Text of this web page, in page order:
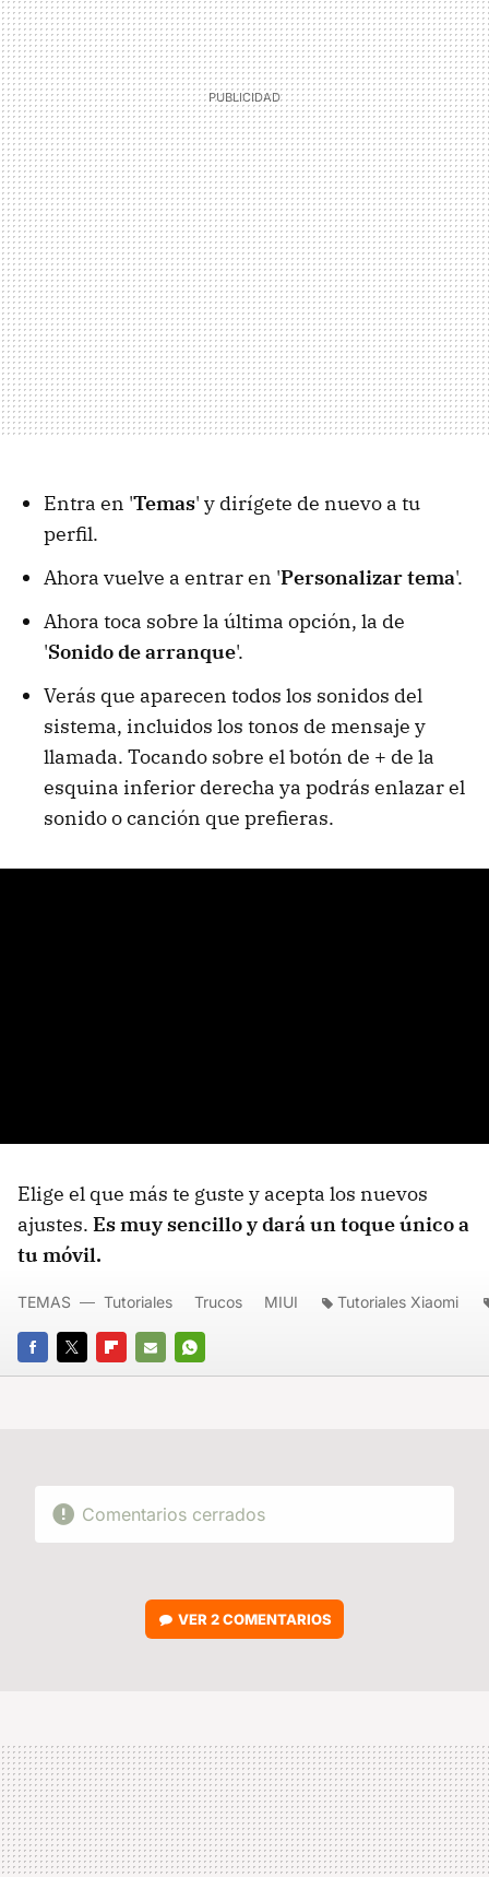
Entra en 'Temas' y dirígete de nuevo a tu
perfil.
Ahora vuelve a entrar en 'Personalizar tema'.
Ahora toca sobre la última opción, la de
'Sonido de arranque'.
Verás que aparecen todos los sonidos del
sistema, incluidos los tonos de mensaje y
llamada. Tocando sobre el botón de + de la
esquina inferior derecha ya podrás enlazar el
sonido o canción que prefieras.
Elige el que más te guste y acepta los nuevos
ajustes. Es muy sencillo y dará un toque único a
tu móvil.
FACEBOOK
TWITTERFLIPBOARD
E-
WHATSAPP
TEMAS Tutoriales Trucos MIUI Tutoriales Xiaomi
Comentarios cerrados
VER2 COMENTARIOS